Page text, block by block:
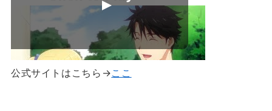
公式サイトはこちら→ここ